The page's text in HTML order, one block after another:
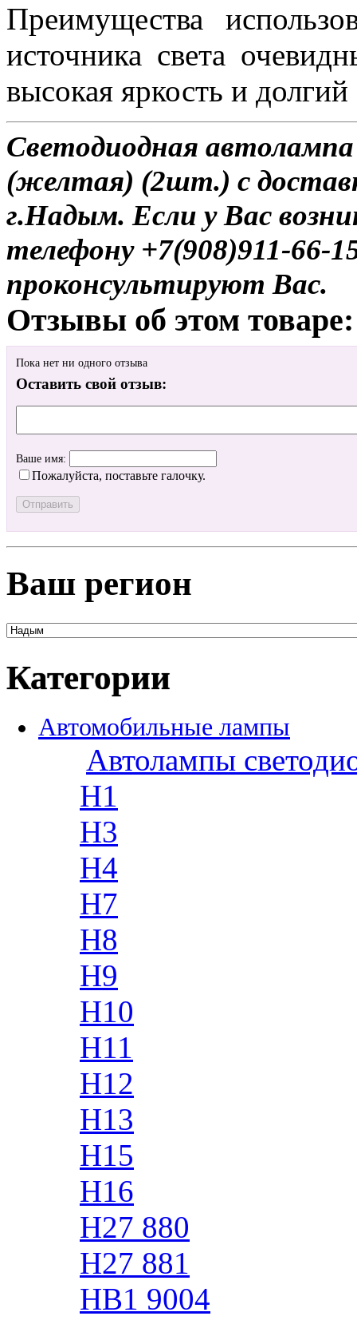
Преимущества
источника света
высокая яркость и
Светодиодная
(желтая) (2шт.) с
г.Надым. Если у Вас
телефону +7(908)911-
проконсультируют Вас.
Отзывы об этом товаре:
Пока нет ни одного отзыва
Оставить свой отзыв:
Ваше имя:
Пожалуйста, поставьте галочку.
Ваш регион
Категории
Автомобильные лампы
Автолампы
H1
H3
H4
H7
H8
H9
H10
H11
H12
H13
H15
H16
H27 880
H27 881
HB1 9004